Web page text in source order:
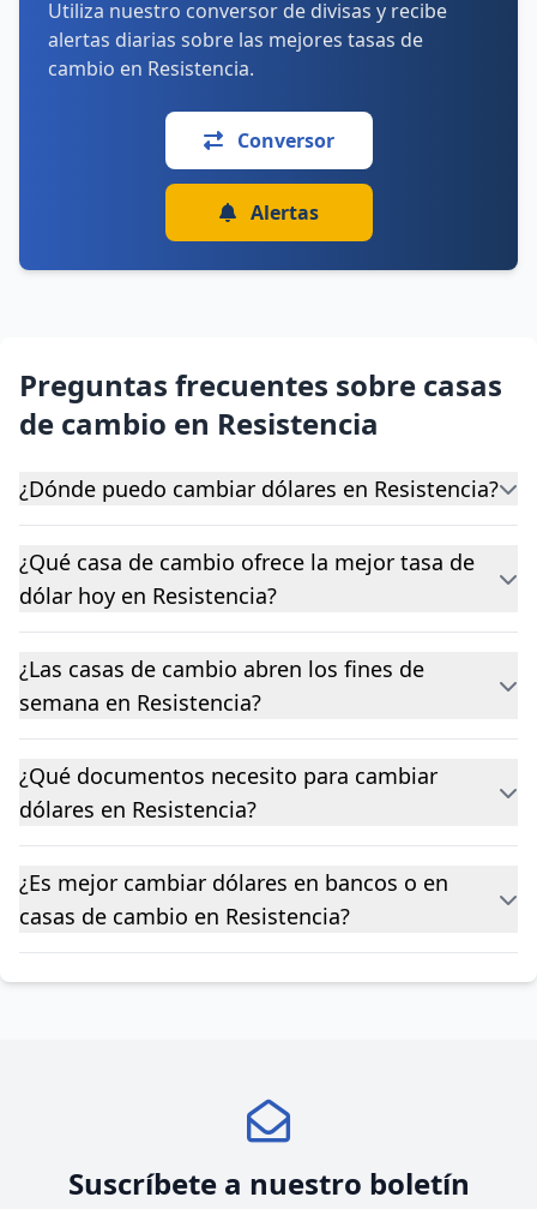
Utiliza nuestro conversor de divisas y recibe
alertas diarias sobre las mejores tasas de
cambio en Resistencia.
Conversor
Alertas
Preguntas frecuentes sobre casas
de cambio en Resistencia
¿Dónde puedo cambiar dólares en Resistencia?
¿Qué casa de cambio ofrece la mejor tasa de
dólar hoy en Resistencia?
¿Las casas de cambio abren los fines de
semana en Resistencia?
¿Qué documentos necesito para cambiar
dólares en Resistencia?
¿Es mejor cambiar dólares en bancos o en
casas de cambio en Resistencia?
Suscríbete a nuestro boletín